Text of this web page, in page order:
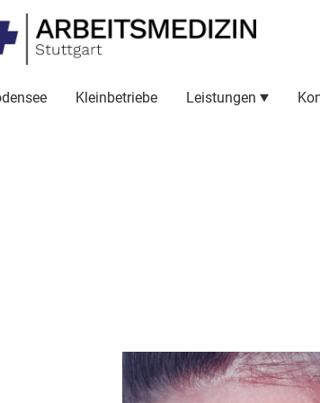
Kleinbetriebe Leistungen